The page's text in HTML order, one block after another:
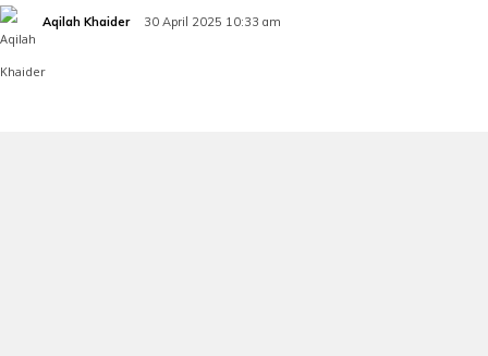
Aqilah Khaider 30 April 2025 10:33 am